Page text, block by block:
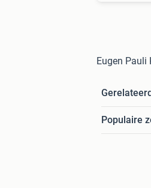
Eugen Pauli
Populaire